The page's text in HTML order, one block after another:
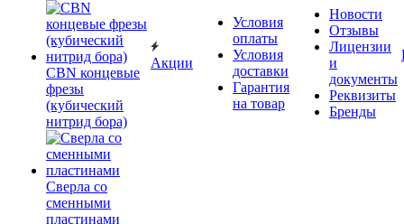
CBN концевые
фрезы
(кубический
нитрид бора)
Сверла со
сменными
пластинами
Акции
Условия
оплаты
Условия
доставки
Гарантия
на товар
Новости
Отзывы
Лицензии
и
документы
Реквизиты
Бренды